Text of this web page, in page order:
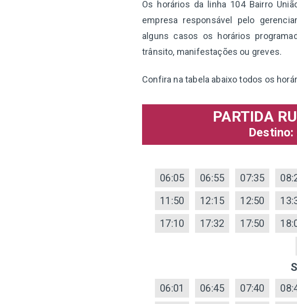
Os horários da linha 104 Bairro
empresa responsável pelo
alguns casos os horários
trânsito, manifestações ou greves.
Confira na tabela abaixo todos os
PARTIDA
06:05 06:55 07:35
11:50
12:15 12:50
17:10
17:32 17:50
06:01 06:45 07:40